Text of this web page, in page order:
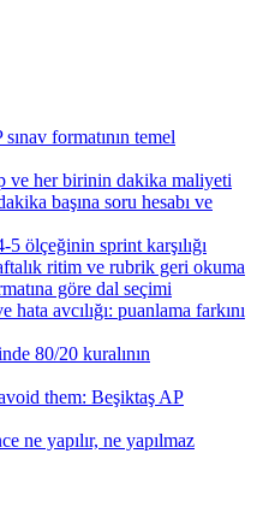
formatının temel
ve her birinin dakika maliyeti
başına soru hesabı ve
ölçeğinin sprint karşılığı
ritim ve rubrik geri okuma
göre dal seçimi
avcılığı: puanlama farkını
80/20 kuralının
them: Beşiktaş AP
ne yapılır, ne yapılmaz